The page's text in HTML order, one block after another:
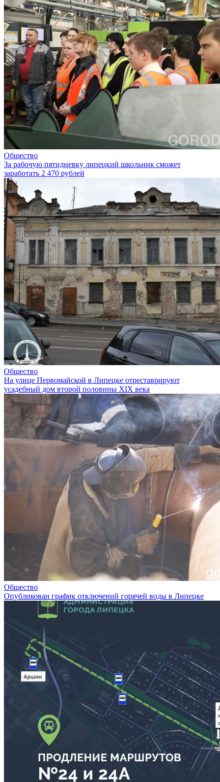
Общество
За рабочую пятидневку липецкий школьник сможет
заработать 2 470 рублей
Общество
На улице Первомайской в Липецке отреставрируют
усадебный дом второй половины XIX века
Общество
Опубликован график отключений горячей воды в Липецке